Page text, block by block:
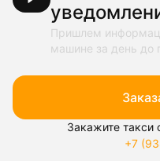
Пришлем
машине за день до
Закажите такси
+7